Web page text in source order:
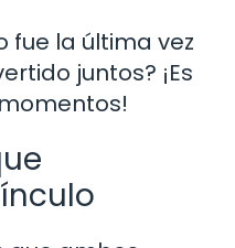
fue la última vez
juntos? ¡Es